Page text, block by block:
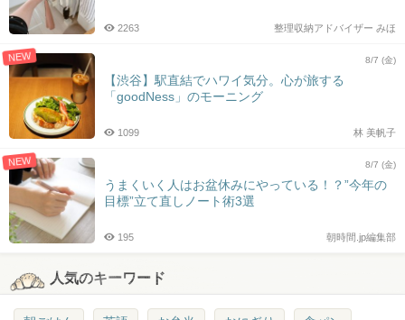
整理収納アドバイザー みほ
2263
NEW 8/7 (金)
【渋谷】駅直結でハワイ気分。心が旅する
「goodNess」のモーニング
林 美帆子
1099
NEW 8/7 (金)
うまくいく人はお盆休みにやっている！？”今年の
目標”立て直しノート術3選
朝時間.jp編集部
195
人気のキーワード